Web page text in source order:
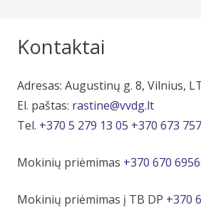
Kontaktai
Adresas: Augustinų g. 8, Vilnius,
El. paštas: rastine@vvdg.lt
Tel. +370 5 279 13 05 +370 673
Mokinių priėmimas +370 670
Mokinių priėmimas į TB DP +370